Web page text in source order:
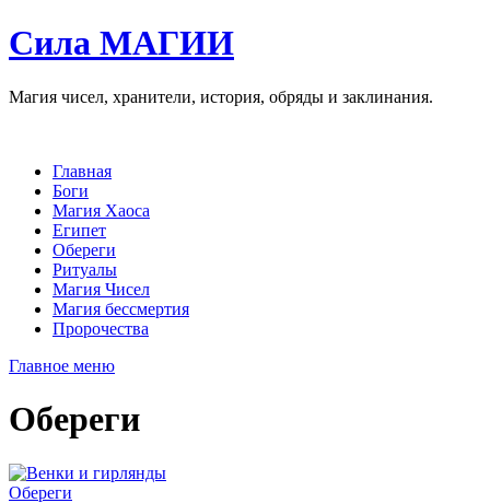
Сила МАГИИ
Магия чисел, хранители, история, обряды и заклинания.
Главная
Боги
Магия Хаоса
Египет
Обереги
Ритуалы
Магия Чисел
Магия бессмертия
Пророчества
Главное меню
Обереги
Обереги